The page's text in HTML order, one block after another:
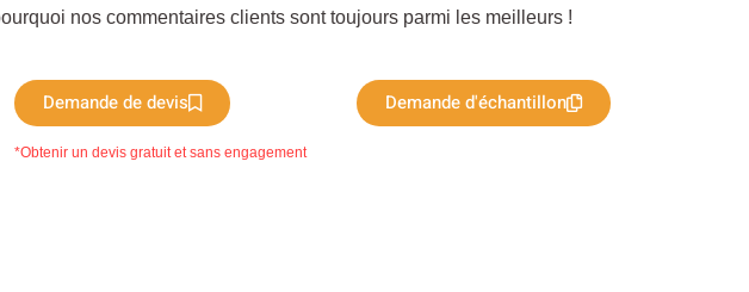
nos commentaires clients sont toujours parmi les meilleurs !
Demande de devis Demande d'échantillon
*Obtenir un devis gratuit et sans engagement